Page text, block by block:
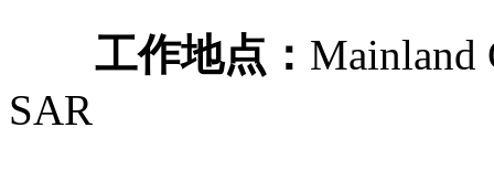
工作地点： Mainland
SAR